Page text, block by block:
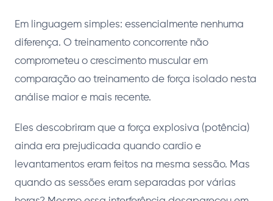
Em linguagem simples: essencialmente nenhuma
diferença. O treinamento concorrente não
comprometeu o crescimento muscular em
comparação ao treinamento de força isolado nesta
análise maior e mais recente.
Eles descobriram que a força explosiva (potência)
ainda era prejudicada quando cardio e
levantamentos eram feitos na mesma sessão. Mas
quando as sessões eram separadas por várias